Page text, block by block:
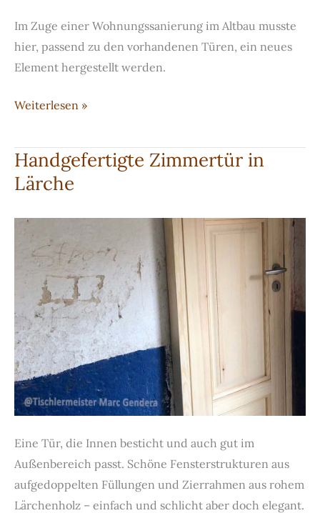
Im Zuge einer Wohnungssanierung im Altbau musste
hier, passend zu den vorhandenen Türen, ein neues
Element hergestellt werden.
Weiß-
verglaste
Holztür
Weiterlesen »
Handgefertigte Zimmertür in
Lärche
Eine Tür, die Innen besticht und auch gut im
Außenbereich passt. Schöne Fensterstrukturen aus
aufgedoppelten Füllungen und Zierrahmen aus rohem
Lärchenholz – einfach und schlicht aber doch elegant.